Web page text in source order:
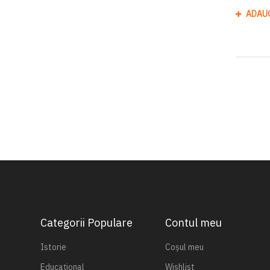
Categorii Populare
Istorie
Educațional
Contul meu
Coșul meu
Wishlist